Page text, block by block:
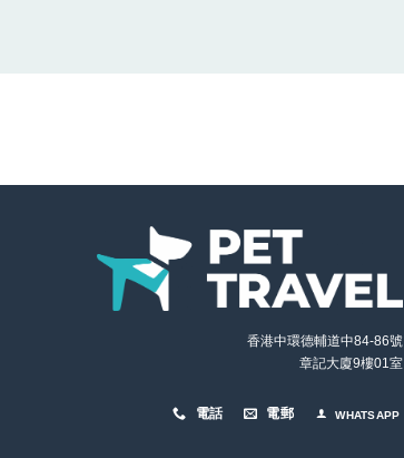
香港中環德輔道中84-86號
章記大廈9樓01室
電話 電郵 WHATSAPP